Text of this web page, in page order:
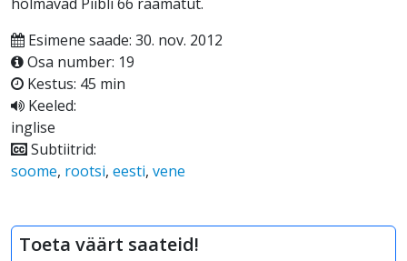
Esimene saade: 30. nov. 2012
Osa number: 19
Kestus: 45 min
Keeled:
inglise
Subtiitrid:
soome, rootsi, eesti, vene
Toeta väärt saateid!